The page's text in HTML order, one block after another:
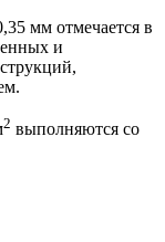
мм отмечается в
и
2 выполняются со